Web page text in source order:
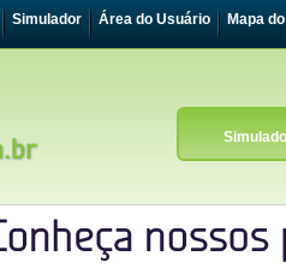
Simulador Área do Usuário Mapa